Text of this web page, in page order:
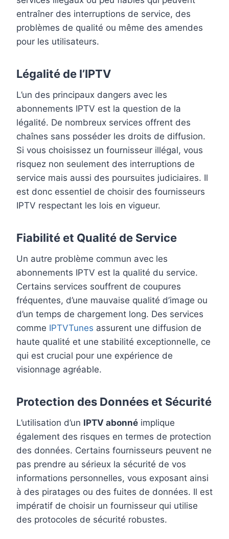
entraîner des interruptions de service, des
problèmes de qualité ou même des amendes
pour les utilisateurs.
Légalité de l’IPTV
L’un des principaux dangers avec les
abonnements IPTV est la question de la
légalité. De nombreux services offrent des
chaînes sans posséder les droits de diffusion.
Si vous choisissez un fournisseur illégal, vous
risquez non seulement des interruptions de
service mais aussi des poursuites judiciaires. Il
est donc essentiel de choisir des fournisseurs
IPTV respectant les lois en vigueur.
Fiabilité et Qualité de Service
Un autre problème commun avec les
abonnements IPTV est la qualité du service.
Certains services souffrent de coupures
fréquentes, d’une mauvaise qualité d’image ou
d’un temps de chargement long. Des services
comme IPTVTunes assurent une diffusion de
haute qualité et une stabilité exceptionnelle, ce
qui est crucial pour une expérience de
visionnage agréable.
Protection des Données et Sécurité
L’utilisation d’un IPTV abonné implique
également des risques en termes de protection
des données. Certains fournisseurs peuvent ne
pas prendre au sérieux la sécurité de vos
informations personnelles, vous exposant ainsi
à des piratages ou des fuites de données. Il est
impératif de choisir un fournisseur qui utilise
des protocoles de sécurité robustes.